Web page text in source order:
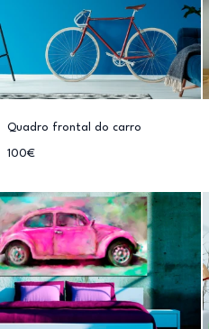
Quadro frontal do carro
100€